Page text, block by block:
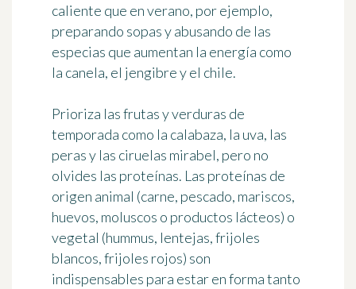
caliente que en verano, por ejemplo,
preparando sopas y abusando de las
especias que aumentan la energía como
la canela, el jengibre y el chile.
Prioriza lasfrutas y verduras de
temporada como la calabaza, la uva, las
peras y las ciruelas mirabel, pero no
olvides las proteínas. Las proteínas de
origen animal (carne, pescado, mariscos,
huevos, moluscos o productos lácteos) o
vegetal (hummus, lentejas, frijoles
blancos, frijoles rojos) son
indispensables para estar en forma tanto